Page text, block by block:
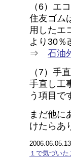
（6）エ
住友ゴム
用したエ
より30％
⇒ 石油
（7）手
手直し工
う項目で
まだ他に
けたらあ
１で気づいた